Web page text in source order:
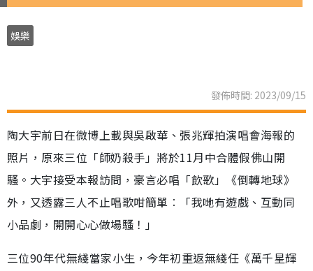
娛樂
發佈時間: 2023/09/15
陶大宇前日在微博上載與吳啟華、張兆輝拍演唱會海報的
照片，原來三位「師奶殺手」將於11月中合體假佛山開
騷。大宇接受本報訪問，豪言必唱「飲歌」《倒轉地球》
外，又透露三人不止唱歌咁簡單︰「我哋有遊戲、互動同
小品劇，開開心心做場騷！」
三位90年代無綫當家小生，今年初重返無綫任《萬千星輝